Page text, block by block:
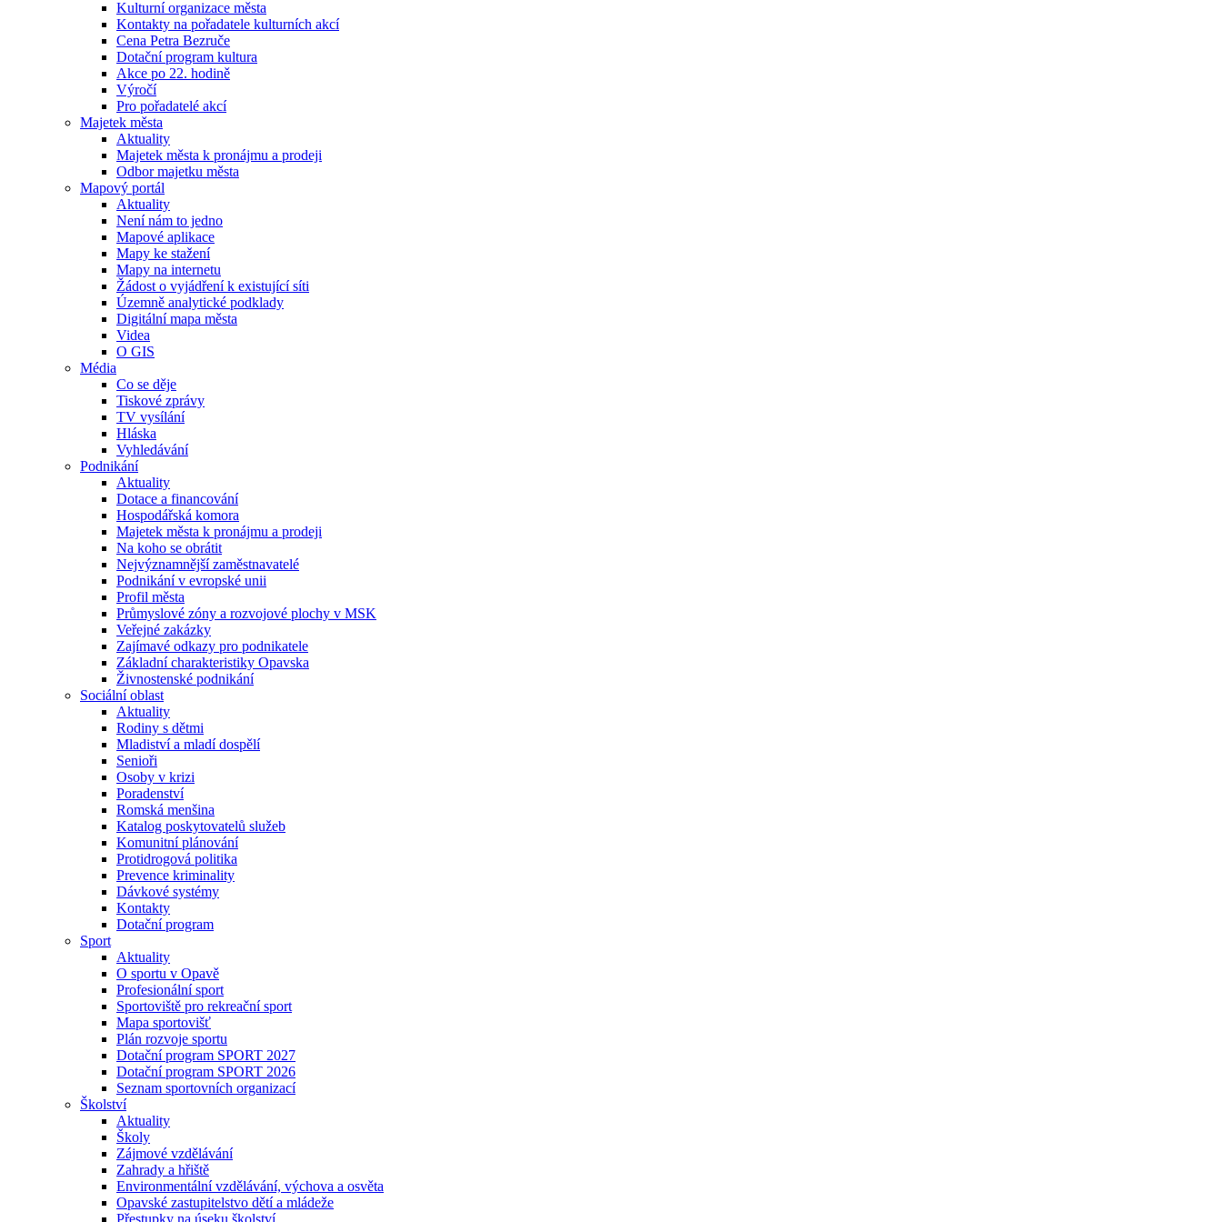
Kulturní organizace města
Kontakty na pořadatele kulturních akcí
Cena Petra Bezruče
Dotační program kultura
Akce po 22. hodině
Výročí
Pro pořadatelé akcí
Majetek města
Aktuality
Majetek města k pronájmu a prodeji
Odbor majetku města
Mapový portál
Aktuality
Není nám to jedno
Mapové aplikace
Mapy ke stažení
Mapy na internetu
Žádost o vyjádření k existující síti
Územně analytické podklady
Digitální mapa města
Videa
O GIS
Média
Co se děje
Tiskové zprávy
TV vysílání
Hláska
Vyhledávání
Podnikání
Aktuality
Dotace a financování
Hospodářská komora
Majetek města k pronájmu a prodeji
Na koho se obrátit
Nejvýznamnější zaměstnavatelé
Podnikání v evropské unii
Profil města
Průmyslové zóny a rozvojové plochy v MSK
Veřejné zakázky
Zajímavé odkazy pro podnikatele
Základní charakteristiky Opavska
Živnostenské podnikání
Sociální oblast
Aktuality
Rodiny s dětmi
Mladiství a mladí dospělí
Senioři
Osoby v krizi
Poradenství
Romská menšina
Katalog poskytovatelů služeb
Komunitní plánování
Protidrogová politika
Prevence kriminality
Dávkové systémy
Kontakty
Dotační program
Sport
Aktuality
O sportu v Opavě
Profesionální sport
Sportoviště pro rekreační sport
Mapa sportovišť
Plán rozvoje sportu
Dotační program SPORT 2027
Dotační program SPORT 2026
Seznam sportovních organizací
Školství
Aktuality
Školy
Zájmové vzdělávání
Zahrady a hřiště
Environmentální vzdělávání, výchova a osvěta
Opavské zastupitelstvo dětí a mládeže